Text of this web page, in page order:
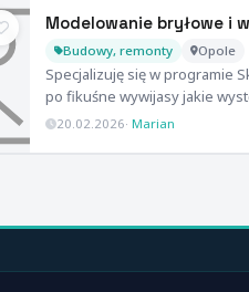
Modelowanie bryłowe i
Budowy, remonty Opole
Specjalizuję się w programie
po fikuśne wywijasy jakie
20.02.2026·Marian